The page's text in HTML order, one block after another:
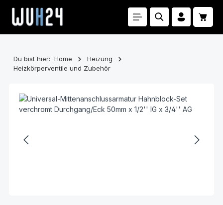
Zum Hauptinhalt springen
Du bist hier: Home
Heizung
Heizkörperventile und Zubehör